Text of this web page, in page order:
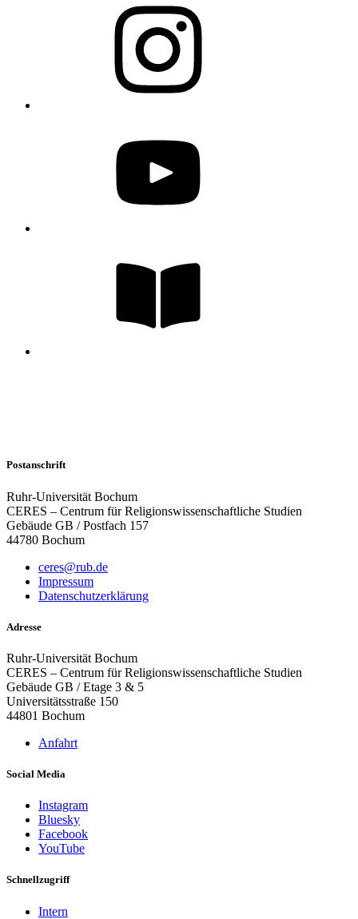
Postanschrift
Ruhr-Universität Bochum
CERES – Centrum für Religionswissenschaftliche Studien
Gebäude GB / Postfach 157
44780 Bochum
ceres@rub.de
Impressum
Datenschutzerklärung
Adresse
Ruhr-Universität Bochum
CERES – Centrum für Religionswissenschaftliche Studien
Gebäude GB / Etage 3 & 5
Universitätsstraße 150
44801 Bochum
Anfahrt
Social Media
Instagram
Bluesky
Facebook
YouTube
Schnellzugriff
Intern